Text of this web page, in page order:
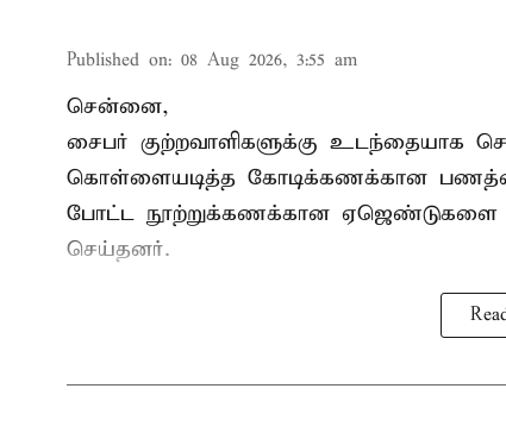
Published on: 08 Aug 2026, 3:55 am
சென்னை,
சைபர் குற்றவாளிகளுக்கு உடந்தையாக
கொள்ளையடித்த கோடிக்கணக்கான
போட்ட நூற்றுக்கணக்கான ஏஜெண்டுகளை
செய்தனர்.